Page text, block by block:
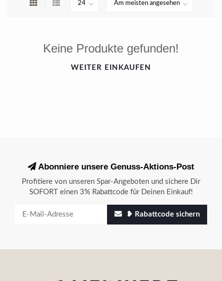
Keine Produkte gefunden!
WEITER EINKAUFEN
Abonniere unsere Genuss-Aktions-Post
Profitiere von unseren Spar-Angeboten und sichere Dir
SOFORT einen 3% Rabattcode für Deinen Einkauf!
❥ Rabattcode sichern